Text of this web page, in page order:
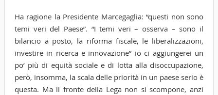
Ha ragione la Presidente Marcegaglia: “questi non sono
temi veri del Paese”. “I temi veri – osserva – sono il
bilancio a posto, la riforma fiscale, le liberalizzazioni,
investire in ricerca e innovazione” io ci aggiungerei un
po’ più di equità sociale e di lotta alla disoccupazione,
però, insomma, la scala delle priorità in un paese serio è
questa. Ma il fronte della Lega non si scompone, anzi